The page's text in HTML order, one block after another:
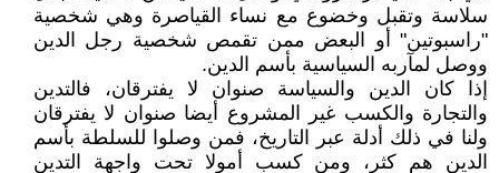
سلاسة وتقبل وخضوع مع نساء القياصرة وهي شخصية
"راسبوتين" أو البعض ممن تقمص شخصية رجل الدين
ووصل لمآربه السياسية بأسم الدين.
إذا كان الدين والسياسة صنوان لا يفترقان، فالتدين
والتجارة والكسب غير المشروع أيضا صنوان لا يفترقان
ولنا في ذلك أدلة عبر التاريخ، فمن وصلوا للسلطة بأسم
الدين هم كثر، ومن كسب أمولا تحت واجهة التدين